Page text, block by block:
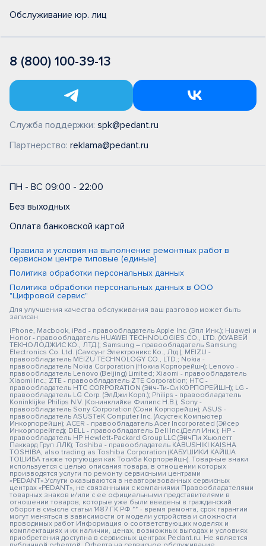
Обслуживание юр. лиц
8 (800) 100-39-13
Служба поддержки: spk@pedant.ru
Партнерство: reklama@pedant.ru
ПН - ВС 09:00 - 22:00
Без выходных
Оплата банковской картой
Правила и условия на выполнение ремонтных работ в
сервисном центре типовые (единые)
Политика обработки персональных данных
Политика обработки персональных данных в ООО
"Цифровой сервис"
Для улучшения качества обслуживания ваш разговор может быть
записан
iPhone, Macbook, iPad - правообладатель Apple Inc. (Эпл Инк.); Huawei и
Honor - правообладатель HUAWEI TECHNOLOGIES CO., LTD. (ХУАВЕЙ
ТЕКНОЛОДЖИС КО., ЛТД.); Samsung – правообладатель Samsung
Electronics Co. Ltd. (Самсунг Электроникс Ко., Лтд.); MEIZU -
правообладатель MEIZU TECHNOLOGY CO., LTD.; Nokia -
правообладатель Nokia Corporation (Нокиа Корпорейшн); Lenovo -
правообладатель Lenovo (Beijing) Limited; Xiaomi - правообладатель
Xiaomi Inc.; ZTE - правообладатель ZTE Corporation; HTC -
правообладатель HTC CORPORATION (Эйч-Ти-Си КОРПОРЕЙШН); LG -
правообладатель LG Corp. (ЭлДжи Корп.); Philips - правообладатель
Koninklijke Philips N.V. (Конинклийке Филипс Н.В.); Sony -
правообладатель Sony Corporation (Сони Корпорейшн); ASUS -
правообладатель ASUSTeK Computer Inc. (Асустек Компьютер
Инкорпорейшн); ACER - правообладатель Acer Incorporated (Эйсер
Инкорпорейтед); DELL - правообладатель Dell Inc.(Делл Инк.); HP -
правообладатель HP Hewlett-Packard Group LLC (ЭйчПи Хьюлетт
Паккард Груп ЛЛК); Toshiba - правообладатель KABUSHIKI KAISHA
TOSHIBA, also trading as Toshiba Corporation (КАБУШИКИ КАЙША
ТОШИБА также торгующая как Тосиба Корпорейшн). Товарные знаки
используется с целью описания товара, в отношении которых
производятся услуги по ремонту сервисными центрами
«PEDANT».Услуги оказываются в неавторизованных сервисных
центрах «PEDANT», не связанными с компаниями Правообладателями
товарных знаков и/или с ее официальными представителями в
отношении товаров, которые уже были введены в гражданский
оборот в смысле статьи 1487 ГК РФ ** - время ремонта, срок гарантии
могут меняться в зависимости от модели устройства и сложности
проводимых работ Информация о соответствующих моделях и
комплектациях и их наличии, ценах, возможных выгодах и условиях
приобретения доступна в сервисных центрах Pedant.ru. Не является